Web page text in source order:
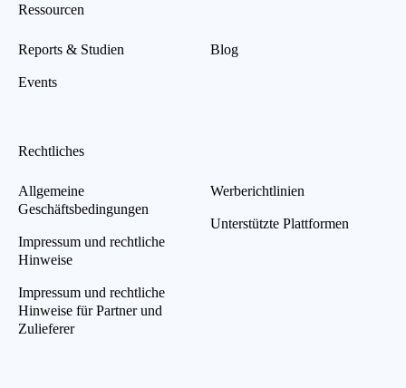
Ressourcen
Reports & Studien
Events
Blog
Rechtliches
Allgemeine
Geschäftsbedingungen
Impressum und rechtliche
Hinweise
Impressum und rechtliche
Hinweise für Partner und
Zulieferer
Werberichtlinien
Unterstützte Plattformen